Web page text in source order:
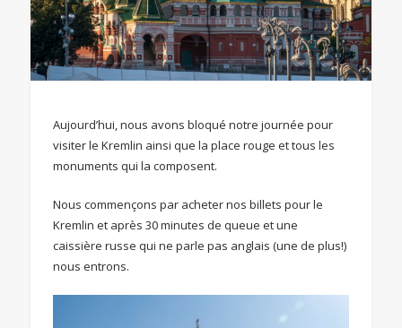
Aujourd’hui, nous avons bloqué notre journée pour
visiter le Kremlin ainsi que la place rouge et tous les
monuments qui la composent.
Nous commençons par acheter nos billets pour le
Kremlin et après 30 minutes de queue et une
caissière russe qui ne parle pas anglais (une de plus!)
nous entrons.